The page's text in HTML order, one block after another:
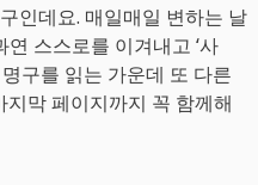
인데요. 매일매일 변하는 날
스스로를 이겨내고 ‘사
구를 읽는 가운데 또 다른
막 페이지까지 꼭 함께해